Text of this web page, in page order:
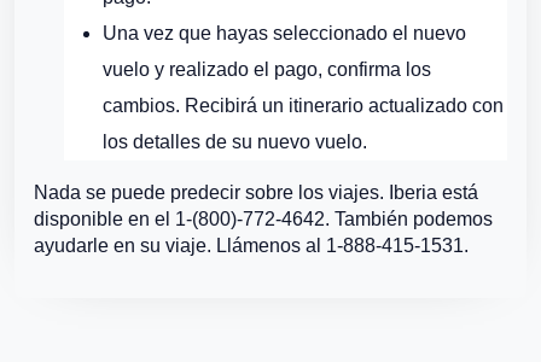
Una vez que hayas seleccionado el nuevo
vuelo y realizado el pago, confirma los
cambios. Recibirá un itinerario actualizado con
los detalles de su nuevo vuelo.
Nada se puede predecir sobre los viajes. Iberia está
disponible en el 1-(800)-772-4642. También podemos
ayudarle en su viaje. Llámenos al 1-888-415-1531.